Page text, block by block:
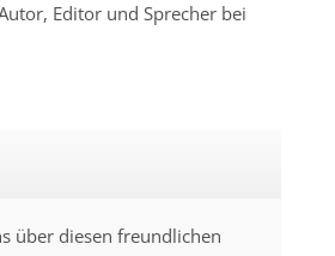
Editor und Sprecher bei
über diesen freundlichen